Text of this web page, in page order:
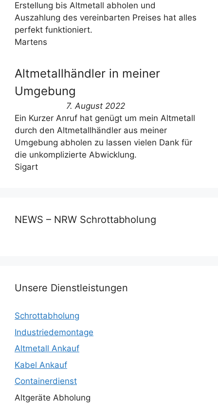
Erstellung bis Altmetall abholen und
Auszahlung des vereinbarten Preises hat alles
perfekt funktioniert.
Martens
Altmetallhändler in meiner
Umgebung
7. August 2022
Ein Kurzer Anruf hat genügt um mein Altmetall
durch den Altmetallhändler aus meiner
Umgebung abholen zu lassen vielen Dank für
die unkomplizierte Abwicklung.
Sigart
NEWS – NRW Schrottabholung
Unsere Dienstleistungen
Schrottabholung
Industriedemontage
Altmetall Ankauf
Kabel Ankauf
Containerdienst
Altgeräte Abholung